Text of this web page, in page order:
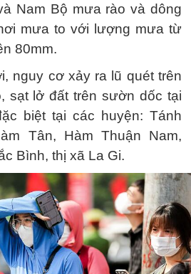
Nam Bộ mưa rào và dông
mưa to với lượng mưa từ
80mm.
nguy cơ xảy ra lũ quét trên
sạt lở đất trên sườn dốc tại
biệt tại các huyện: Tánh
Tân, Hàm Thuận Nam,
Bình, thị xã La Gi.